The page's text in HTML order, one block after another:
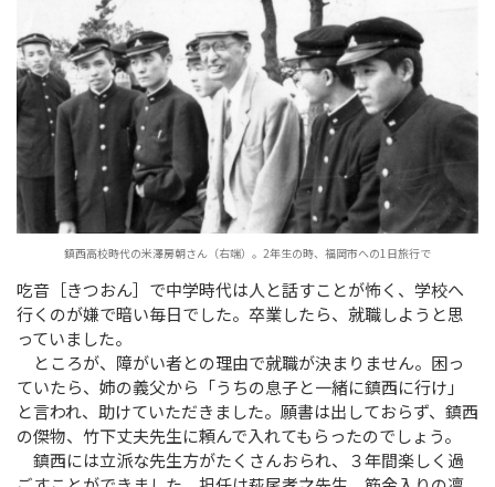
鎮西高校時代の米澤房朝さん（右端）。2年生の時、福岡市への1日旅行で
吃音［きつおん］で中学時代は人と話すことが怖く、学校へ
行くのが嫌で暗い毎日でした。卒業したら、就職しようと思
っていました。
ところが、障がい者との理由で就職が決まりません。困っ
ていたら、姉の義父から「うちの息子と一緒に鎮西に行け」
と言われ、助けていただきました。願書は出しておらず、鎮西
の傑物、竹下丈夫先生に頼んで入れてもらったのでしょう。
鎮西には立派な先生方がたくさんおられ、３年間楽しく過